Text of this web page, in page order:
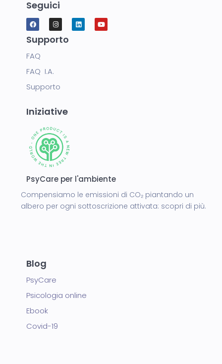
Seguici
Supporto
FAQ
FAQ I.A.
Supporto
Iniziative
PsyCare per l'ambiente
Compensiamo le emissioni di CO₂ piantando un
albero per ogni sottoscrizione attivata: scopri di più.
Blog
PsyCare
Psicologia online
Ebook
Covid-19